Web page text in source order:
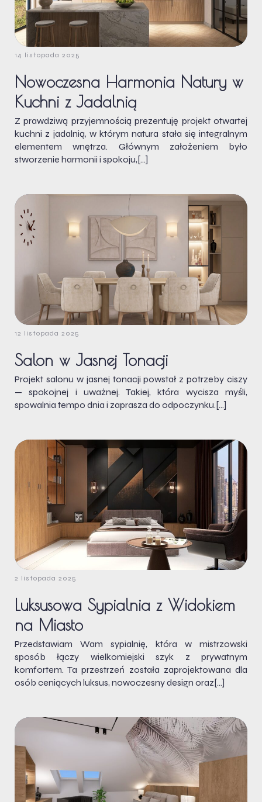
14 listopada 2025
Nowoczesna Harmonia Natury w
Kuchni z Jadalnią
Z prawdziwą przyjemnością prezentuję projekt otwartej
kuchni z jadalnią, w którym natura stała się integralnym
elementem wnętrza. Głównym założeniem było
stworzenie harmonii i spokoju,[…]
12 listopada 2025
Salon w Jasnej Tonacji
Projekt salonu w jasnej tonacji powstał z potrzeby ciszy
— spokojnej i uważnej. Takiej, która wycisza myśli,
spowalnia tempo dnia i zaprasza do odpoczynku.[…]
2 listopada 2025
Luksusowa Sypialnia z Widokiem
na Miasto
Przedstawiam Wam sypialnię, która w mistrzowski
sposób łączy wielkomiejski szyk z prywatnym
komfortem. Ta przestrzeń została zaprojektowana dla
osób ceniących luksus, nowoczesny design oraz[…]